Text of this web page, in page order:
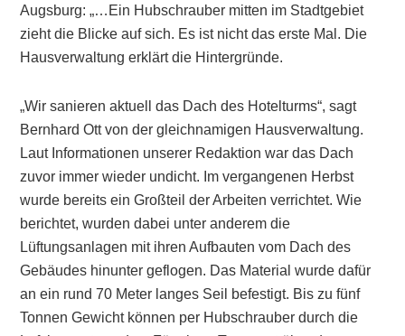
Augsburg: „…Ein Hubschrauber mitten im Stadtgebiet
zieht die Blicke auf sich. Es ist nicht das erste Mal. Die
Hausverwaltung erklärt die Hintergründe.
„Wir sanieren aktuell das Dach des Hotelturms“, sagt
Bernhard Ott von der gleichnamigen Hausverwaltung.
Laut Informationen unserer Redaktion war das Dach
zuvor immer wieder undicht. Im vergangenen Herbst
wurde bereits ein Großteil der Arbeiten verrichtet. Wie
berichtet, wurden dabei unter anderem die
Lüftungsanlagen mit ihren Aufbauten vom Dach des
Gebäudes hinunter geflogen. Das Material wurde dafür
an ein rund 70 Meter langes Seil befestigt. Bis zu fünf
Tonnen Gewicht können per Hubschrauber durch die